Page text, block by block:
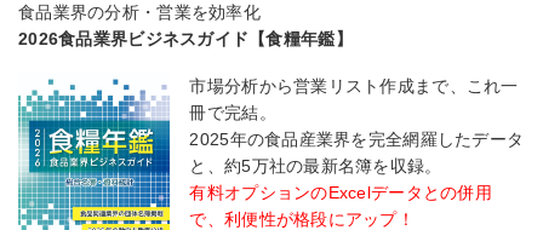
食品業界の分析・営業を効率化
2026食品業界ビジネスガイド【食糧年鑑】
市場分析から営業リスト作成まで、これ一
冊で完結。
2025年の食品産業界を完全網羅したデータ
と、約5万社の最新名簿を収録。
有料オプションのExcelデータとの併用
で、利便性が格段にアップ！